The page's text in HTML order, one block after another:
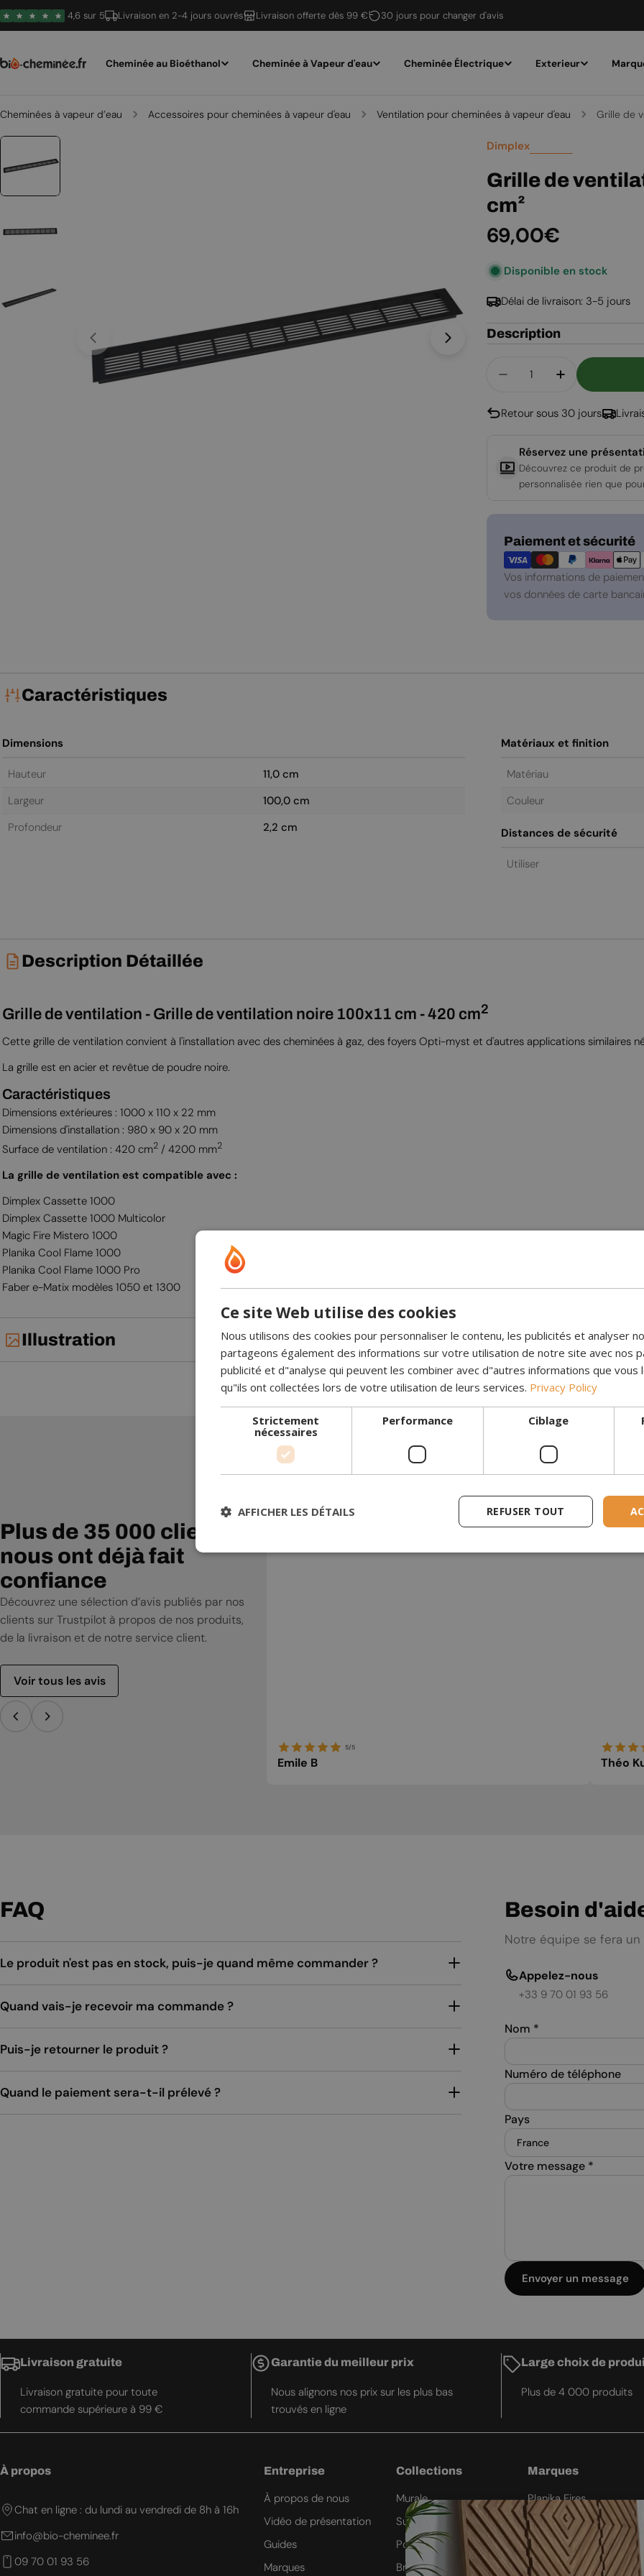
Passer
au
4,6 sur 5 Livraison en 2-4 jours ouvrés Livraison offerte dès 99 € 30 jours pour changer d'avis
Cheminée au Bioéthanol Cheminée à Vapeur d'eau Cheminée Électrique Exterieur
Cheminées à vapeur d’eau Accessoires pour cheminées à vapeur d'eau Ventilation pour cheminées à vapeur d'eau Grille de
Ouvrir le média 0 en mode modal Ouvrir le média 1 en mode modal
Dimplex
Grille de
cm²
Prix
régulier
69,00€
Disponible en stock
Délai de livraison: 3-5 jours
Description
Diminuer La Quantité
Augmenter
Retour sous 30 jours
Réservez une
Découvrez ce produit de
personnalisée rien que
Paiement et sécurité
Modes
de
paiement
Vos informations de
vos données de carte
Caractéristiques
Dimensions
Hauteur
11,0 cm
Largeur
100,0 cm
Profondeur
2,2 cm
Matériaux et finition
Matériau
Couleur
Distances de sécurité
Utiliser
Description Détaillée
Grille de ventilation - Grille de ventilation noire 100x11 cm - 420 cm2
Cette grille de ventilation convient à l'installation avec des cheminées à gaz, des foyers Opti-myst et d'autres applications similaires
La grille est en acier et revêtue de poudre noire.
Caractéristiques
Dimensions extérieures : 1000 x 110 x 22 mm
Dimensions d'installation : 980 x 90 x 20 mm
Surface de ventilation : 420 cm2/ 4200 mm2
La grille de ventilation est compatible avec :
Dimplex Cassette 1000
Dimplex Cassette 1000 Multicolor
Magic Fire Mistero 1000
Planika Cool Flame 1000
Planika Cool Flame 1000 Pro
Faber e-Matix modèles 1050 et 1300
Illustration
Plus de 35 000 clients
nous ont déjà fait
confiance
Découvrez une sélection d’avis publiés par nos
clients sur Trustpilot à propos de nos produits,
de la livraison et de notre service client.
Voir tous les avis
m’aider à passer commande. Elle m’a tout
expliqué simplement, sans me presser, et grâce à
5/5
Emile B
super
Facile
Théo
FAQ
Le produit n'est pas en stock, puis-je quand même commander ?
Quand vais-je recevoir ma commande ?
Puis-je retourner le produit ?
Quand le paiement sera-t-il prélevé ?
Besoin
Notre équipe se fera
Appelez-nous
+33 9 70 01 93 56
Nom *
Numéro de téléphone
Pays
Votre message *
Envoyer un message
Livraison gratuite
Livraison gratuite pour toute
commande supérieure à 99 €
Garantie du meilleur prix
Nous alignons nos prix sur les plus bas
trouvés en ligne
Large choix de
Plus de 4 000 produits
À propos
Chat en ligne : du lundi au vendredi de 8h à 16h
info@bio-cheminee.fr
09 70 01 93 56
Entreprise
À propos de nous
Vidéo de présentation
Guides
Marques
Collections
Murale
Suspendue
Poêle
Brûleur automatique
Marques
Planika Fires
Icon Fires
ScandiFlames
Safretti
Ce site Web utilise des cookies
Nous utilisons des cookies pour personnaliser le contenu, les publicités et analyser
partageons également des informations sur votre utilisation de notre site avec nos
publicité et d"analyse qui peuvent les combiner avec d"autres informations que vous
qu"ils ont collectées lors de votre utilisation de leurs services. Privacy Policy
Strictement
nécessaires
Performance Ciblage
REFUSER TOUT
AFFICHER LES DÉTAILS